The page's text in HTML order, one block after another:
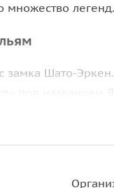
множество легенд.
Шато-
панорамой
века.